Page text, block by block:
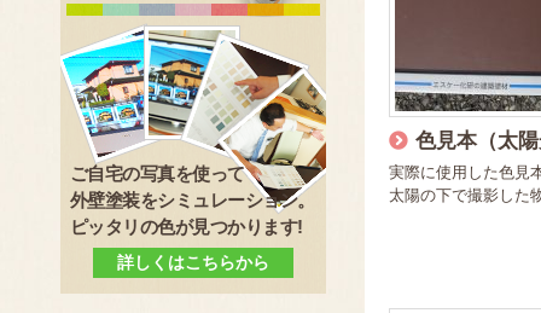
色見本（太
実際に使用した色見
太陽の下で撮影した
ご自宅の写真を使って
外壁塗装をシミュレーション。
ピッタリの色が見つかります!
詳しくはこちらから